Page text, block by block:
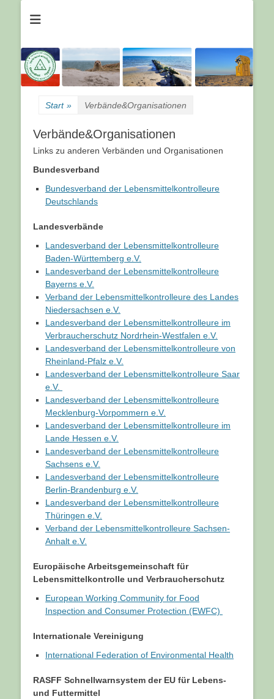
im Lande
Holstein e.V.
Start » Verbände&Organisationen
Verbände&Organisationen
Links zu anderen Verbänden und Organisationen
Bundesverband
Bundesverband der Lebensmittelkontrolleure
Deutschlands
Landesverbände
Landesverband der Lebensmittelkontrolleure
Baden-Württemberg e.V.
Landesverband der Lebensmittelkontrolleure
Bayerns e.V.
Verband der Lebensmittelkontrolleure des Landes
Niedersachsen e.V.
Landesverband der Lebensmittelkontrolleure im
Verbraucherschutz Nordrhein-Westfalen e.V.
Landesverband der Lebensmittelkontrolleure von
Rheinland-Pfalz e.V.
Landesverband der Lebensmittelkontrolleure Saar
e.V.
Landesverband der Lebensmittelkontrolleure
Mecklenburg-Vorpommern e.V.
Landesverband der Lebensmittelkontrolleure im
Lande Hessen e.V.
Landesverband der Lebensmittelkontrolleure
Sachsens e.V.
Landesverband der Lebensmittelkontrolleure
Berlin-Brandenburg e.V.
Landesverband der Lebensmittelkontrolleure
Thüringen e.V.
Verband der Lebensmittelkontrolleure Sachsen-
Anhalt e.V.
Europäische Arbeitsgemeinschaft für
Lebensmittelkontrolle und Verbraucherschutz
European Working Community for Food
Inspection and Consumer Protection (EWFC)
Internationale Vereinigung
International Federation of Environmental Health
RASFF Schnellwarnsystem der EU für Lebens-
und Futtermittel